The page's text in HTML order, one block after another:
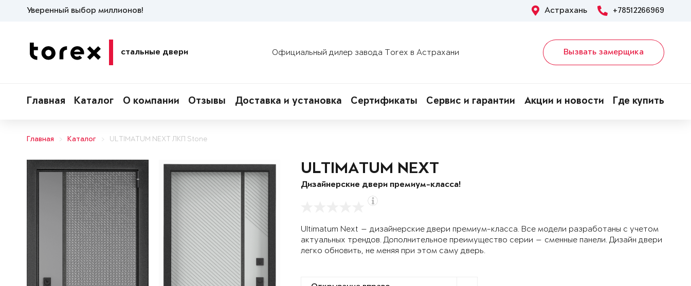
Уверенный выбор миллионов! Астрахань +78512266969
стальные двери Официальный дилер завода Torex в Астрахани Вызвать замерщика
Главная Каталог О компании Отзывы Доставка и установка Сертификаты Сервис и гарантии Акции и новости Где купить
Главная Каталог ULTIMATUM NEXT ЛКП Stone
ULTIMATUM NEXT
Дизайнерские двери премиум-класса!
Ultimatum Next — дизайнерские двери премиум-класса. Все модели разработаны с учетом
актуальных трендов. Дополнительное преимущество серии — сменные панели. Дизайн двери
легко обновить, не меняя при этом саму дверь.